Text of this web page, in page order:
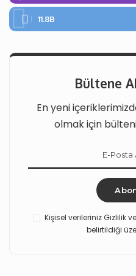
11.8B
Bültene
En yeni
olmak için
Kişisel verileriniz Gizlilik
belirtildiği